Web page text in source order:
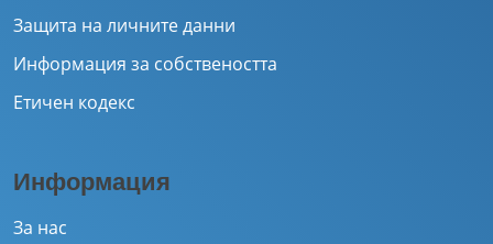
Защита на личните данни
Информация за собствеността
Етичен кодекс
Информация
За нас